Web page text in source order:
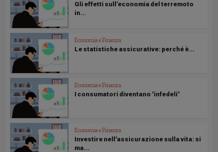
Gli effetti sull’economia del terremoto
in...
Economia e Finanza
Le statistiche assicurative: perché è...
Economia e Finanza
I consumatori diventano "infedeli"
Economia e Finanza
Investire nell'assicurazione sulla vita: si
ma...